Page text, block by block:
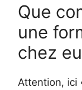
Que
une
chez
Attention, ici